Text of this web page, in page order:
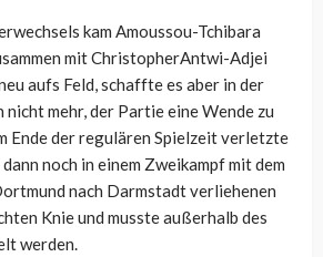
kam Amoussou-Tchibara
mit ChristopherAntwi-Adjei
aufs Feld, schaffte es aber in der
nicht mehr, der Partie eine Wende zu
Ende der regulären Spielzeit verletzte
noch in einem Zweikampf mit dem
nach Darmstadt verliehenen
Knie und musste außerhalb des
werden.